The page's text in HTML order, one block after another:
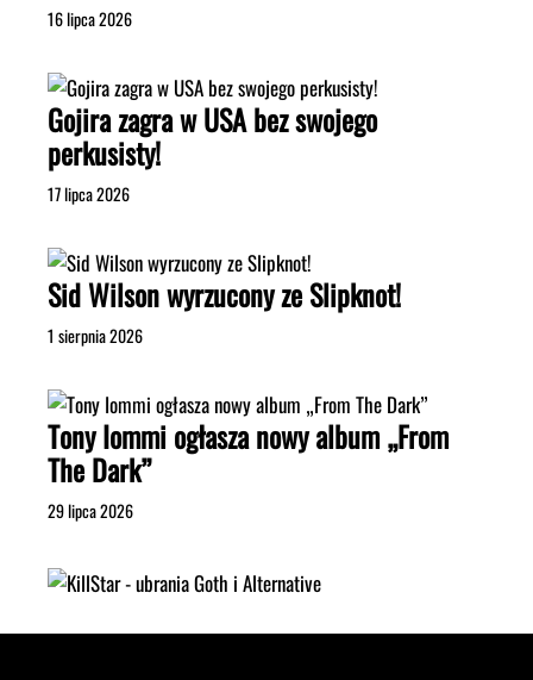
16 lipca 2026
Gojira zagra w USA bez swojego
perkusisty!
17 lipca 2026
Sid Wilson wyrzucony ze Slipknot!
1 sierpnia 2026
Tony Iommi ogłasza nowy album „From
The Dark”
29 lipca 2026